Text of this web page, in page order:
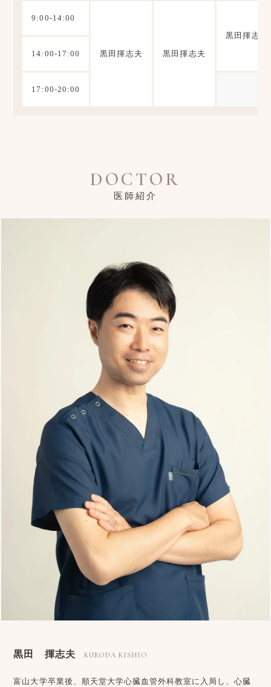
9:00-14:00
黒田揮志夫 黒田揮志夫
黒田揮志夫
14:00-17:00
17:00-20:00
DOCTOR
医師紹介
黒田 揮志夫 KURODA KISHIO
富山大学卒業後、順天堂大学心臓血管外科教室に入局し、心臓